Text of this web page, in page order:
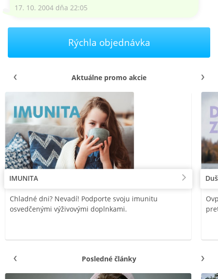
17. 10. 2004 dňa 22:05
Rýchla objednávka
Aktuálne promo akcie
IMUNITA
Chladné dni? Nevadí! Podporte svoju imunitu
osvedčenými výživovými doplnkami.
Posledné články